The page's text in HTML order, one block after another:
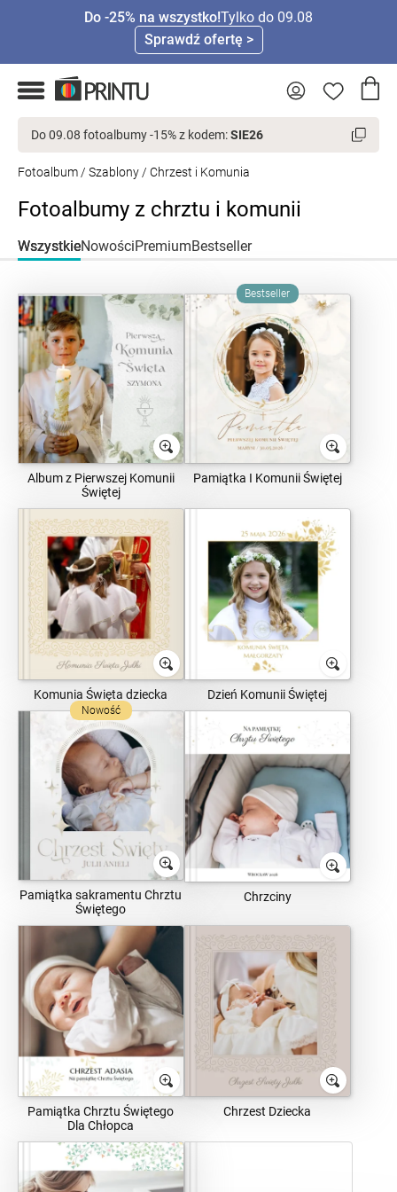
Do -25% na wszystko!Tylko do 09.08
Sprawdź ofertę >
Do 09.08 fotoalbumy -15% z kodem:SIE26
Fotoalbum / Szablony / Chrzest i Komunia
Fotoalbumy z chrztu i komunii
WszystkieNowościPremiumBestseller
Album z Pierwszej Komunii
Świętej
Bestseller
Pamiątka I Komunii Świętej
Komunia Święta dziecka Dzień Komunii Świętej
Nowość
Pamiątka sakramentu Chrztu
Świętego
Chrzciny
Pamiątka Chrztu Świętego
Dla Chłopca
Chrzest Dziecka